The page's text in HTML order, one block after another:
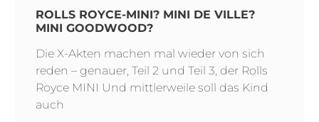
ROLLS ROYCE-MINI? MINI DE VILLE?
MINI GOODWOOD?
Die X-Akten machen mal wieder von sich
reden – genauer, Teil 2 und Teil 3, der Rolls
Royce MINI Und mittlerweile soll das Kind
auch